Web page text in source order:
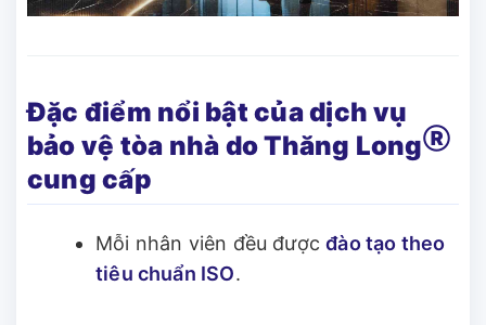
Đặc điểm nổi bật của dịch vụ
bảo vệ tòa nhà do Thăng LongⓇ
cung cấp
Mỗi nhân viên đều đượcđào tạo theo
tiêu chuẩn ISO.